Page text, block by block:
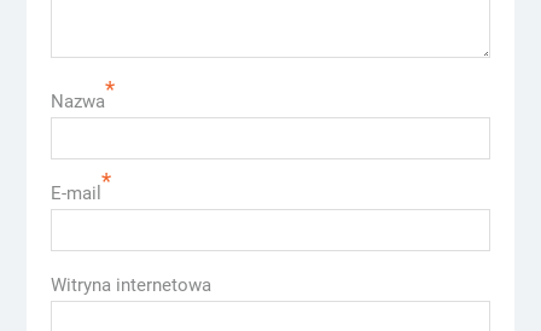
Nazwa*
E-mail *
Witryna internetowa